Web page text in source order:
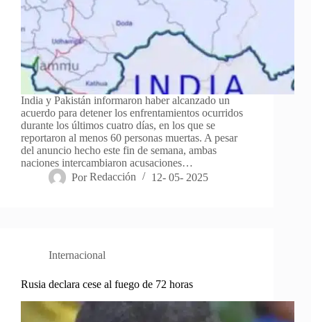
India y Pakistán informaron haber alcanzado un
acuerdo para detener los enfrentamientos ocurridos
durante los últimos cuatro días, en los que se
reportaron al menos 60 personas muertas. A pesar
del anuncio hecho este fin de semana, ambas
naciones intercambiaron acusaciones…
Por Redacción 12- 05- 2025
Internacional
Rusia declara cese al fuego de 72 horas